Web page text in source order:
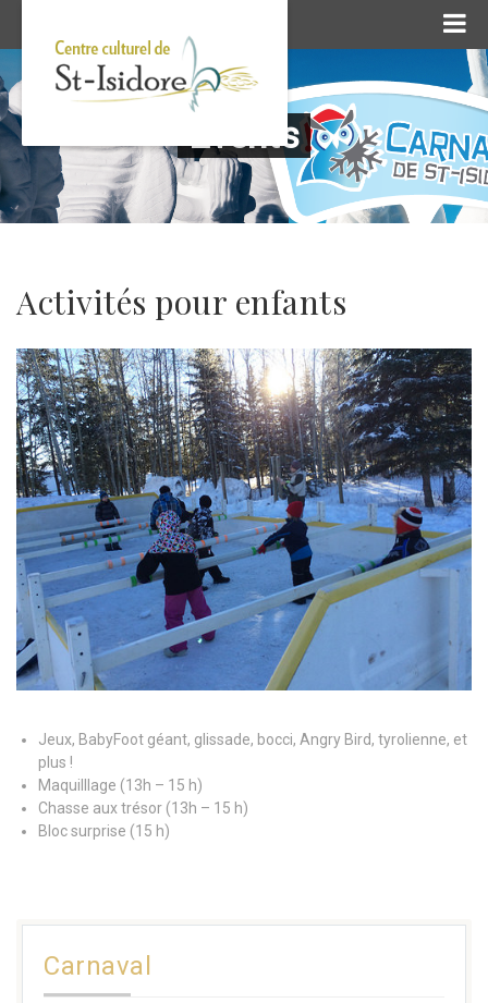
Events
Activités pour enfants
Jeux, BabyFoot géant, glissade, bocci, Angry Bird, tyrolienne, et
plus !
Maquilllage (13h – 15 h)
Chasse aux trésor (13h – 15 h)
Bloc surprise (15 h)
Carnaval